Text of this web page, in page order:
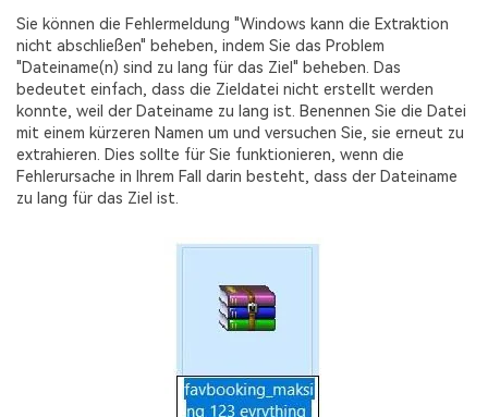
Sie können die Fehlermeldung "Windows kann die Extraktion
nicht abschließen" beheben, indem Sie das Problem
"Dateiname(n) sind zu lang für das Ziel" beheben. Das
bedeutet einfach, dass die Zieldatei nicht erstellt werden
konnte, weil der Dateiname zu lang ist. Benennen Sie die Datei
mit einem kürzeren Namen um und versuchen Sie, sie erneut zu
extrahieren. Dies sollte für Sie funktionieren, wenn die
Fehlerursache in Ihrem Fall darin besteht, dass der Dateiname
zu lang für das Ziel ist.